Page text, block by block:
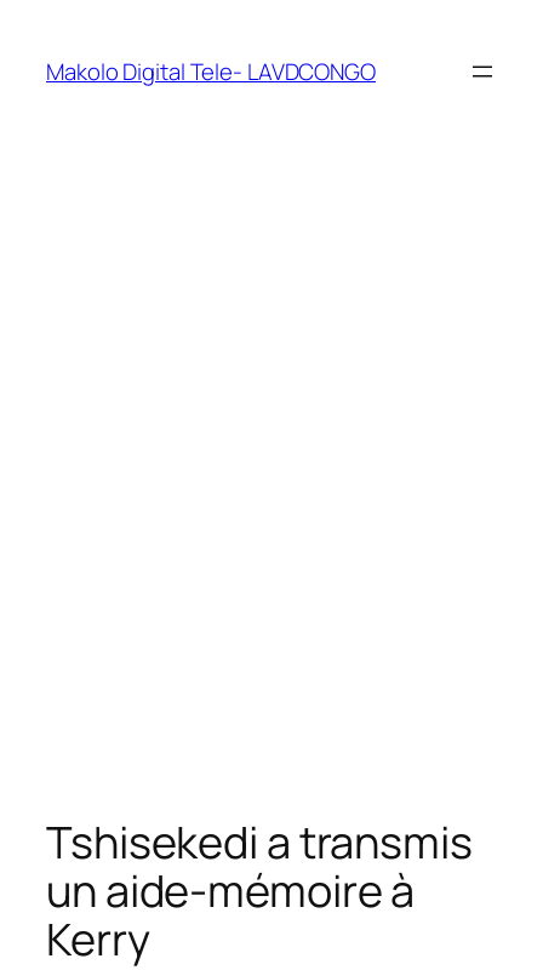
Makolo Digital Tele- LAVDCONGO
Tshisekedi a transmis
un aide-mémoire à
Kerry